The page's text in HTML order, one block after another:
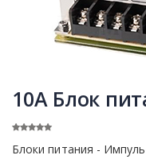
10A Блок
Блоки питания -